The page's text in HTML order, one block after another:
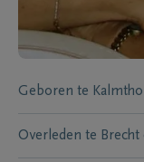
Geboren te
Overleden te Brecht